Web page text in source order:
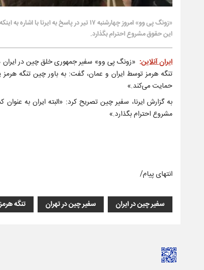
«زونگ پی وو» امروز چهارشنبه ۱۷ تیر در
این حقوق مشروع احترام بگذارد.
ایران آنلاین: «زونگ پی وو» سفیر جمهوری خلق چین در ایران
تنگه هرمز توسط ایران و عمان، گفت: به باور چین تنگه
حمایت می‌کند.»
به گزارش ایرنا، سفیر چین تصریح کرد: «البته ایران به
مشروع احترام بگذارد.»
انتهای پیام/
سفیر چین در ایران سفیر چین در تهران تنگه هرمز